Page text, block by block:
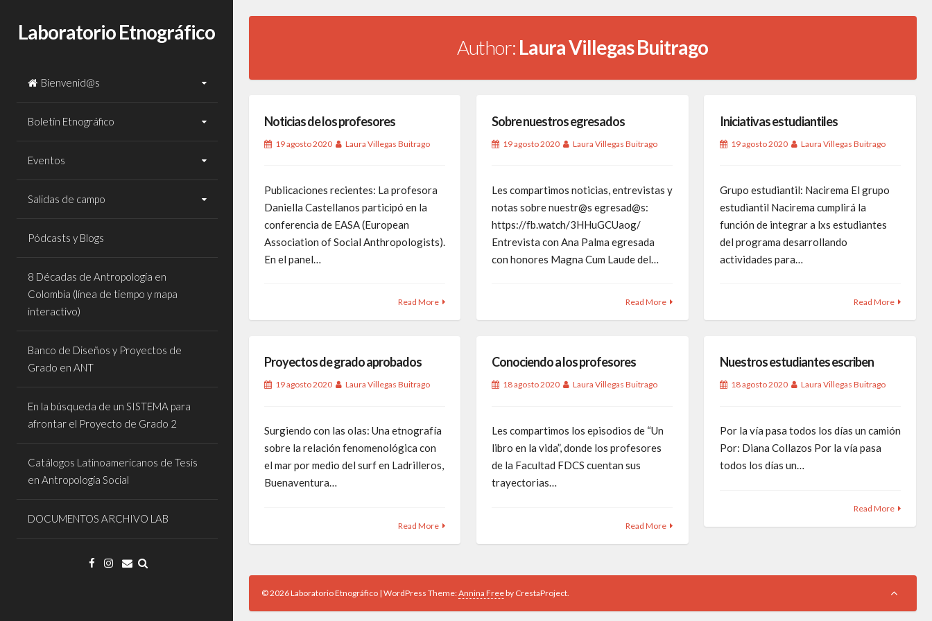
Laboratorio Etnográfico
Bienvenid@s
Boletín Etnográfico
Eventos
Salidas de campo
Pódcasts y Blogs
8 Décadas de Antropología en
Colombia (línea de tiempo y mapa
interactivo)
Banco de Diseños y Proyectos de
Grado en ANT
En la búsqueda de un SISTEMA para
afrontar el Proyecto de Grado 2
Catálogos Latinoamericanos de Tesis
en Antropología Social
DOCUMENTOS ARCHIVO LAB
Author: Laura Villegas Buitrago
Noticias de los profesores
19 agosto 2020 Laura Villegas Buitrago
Publicaciones recientes: La profesora
Daniella Castellanos participó en la
conferencia de EASA (European
Association of Social Anthropologists).
En el panel…
Read More
Sobre nuestros egresados
19 agosto 2020 Laura Villegas Buitrago
Les compartimos noticias, entrevistas y
notas sobre nuestr@s egresad@s:
https://fb.watch/3HHuGCUaog/
Entrevista con Ana Palma egresada
con honores Magna Cum Laude del…
Read More
Iniciativas estudiantiles
19 agosto 2020 Laura Villegas Buitrago
Grupo estudiantil: Nacirema El grupo
estudiantil Nacirema cumplirá la
función de integrar a lxs estudiantes
del programa desarrollando
actividades para…
Read More
Proyectos de grado aprobados
19 agosto 2020 Laura Villegas Buitrago
Surgiendo con las olas: Una etnografía
sobre la relación fenomenológica con
el mar por medio del surf en Ladrilleros,
Buenaventura…
Read More
Conociendo a los profesores
18 agosto 2020 Laura Villegas Buitrago
Les compartimos los episodios de “Un
libro en la vida”, donde los profesores
de la Facultad FDCS cuentan sus
trayectorias…
Read More
Nuestros estudiantes escriben
18 agosto 2020 Laura Villegas Buitrago
Por la vía pasa todos los días un camión
Por: Diana Collazos Por la vía pasa
todos los días un…
Read More
© 2026 Laboratorio Etnográfico | WordPress Theme:Annina Freeby CrestaProject.